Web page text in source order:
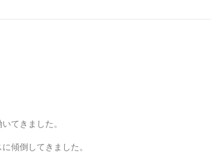
てきました。
傾倒してきました。